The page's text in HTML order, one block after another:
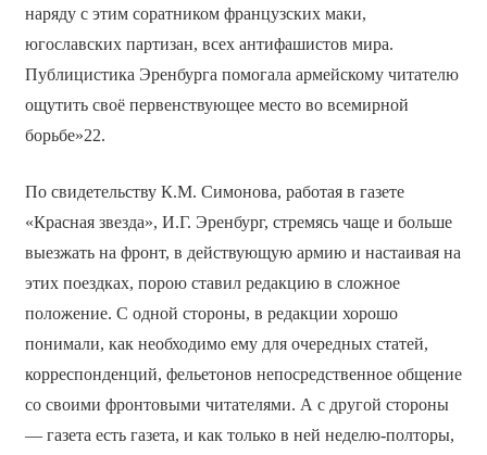
наряду с этим соратником французских маки,
югославских партизан, всех антифашистов мира.
Публицистика Эренбурга помогала армейскому читателю
ощутить своё первенствующее место во всемирной
борьбе»22.
По свидетельству К.М. Симонова, работая в газете
«Красная звезда», И.Г. Эренбург, стремясь чаще и больше
выезжать на фронт, в действующую армию и настаивая на
этих поездках, порою ставил редакцию в сложное
положение. С одной стороны, в редакции хорошо
понимали, как необходимо ему для очередных статей,
корреспонденций, фельетонов непосредственное общение
со своими фронтовыми читателями. А с другой стороны
— газета есть газета, и как только в ней неделю-полторы,